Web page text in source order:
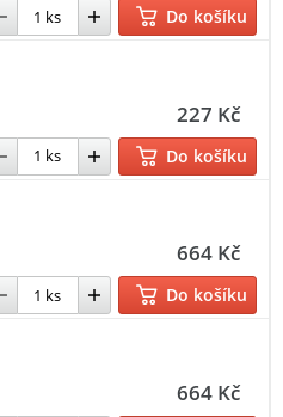
Do košíku
227 Kč
Do košíku
664 Kč
Do košíku
664 Kč